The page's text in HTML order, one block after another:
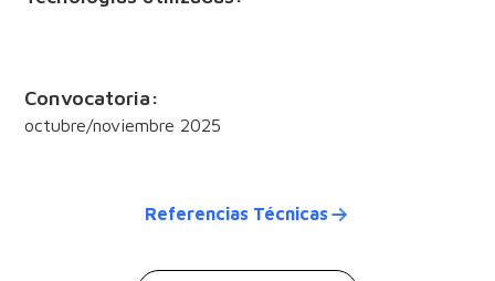
Convocatoria:
octubre/noviembre 2025
Referencias Técnicas